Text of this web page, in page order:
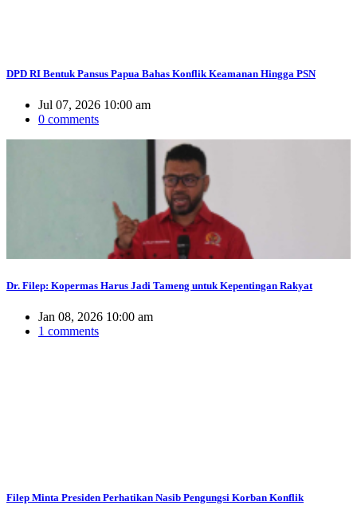
DPD RI Bentuk Pansus Papua Bahas Konflik Keamanan Hingga PSN
Jul 07, 2026 10:00 am
0 comments
Dr. Filep: Kopermas Harus Jadi Tameng untuk Kepentingan Rakyat
Jan 08, 2026 10:00 am
1 comments
Filep Minta Presiden Perhatikan Nasib Pengungsi Korban Konflik